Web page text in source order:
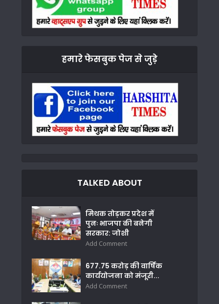
हमारे फेसबुक पेज से जुड़े
TALKED ABOUT
मिथक तोड़कर प्रदेश में
पुनः भाजपा की बनेगी
सरकार: जोशी
Add Comment
677.75 करोड़ की वार्षिक
कार्ययोजना को मंजूरी...
Add Comment